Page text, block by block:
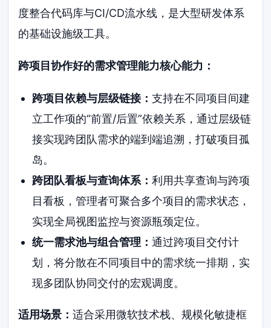
度整合代码库与CI/CD流水线，是大型研发体系
的基础设施级工具。
跨项目协作好的需求管理能力核心能力：
跨项目依赖与层级链接： 支持在不同项目间建
立工作项的“前置/后置”依赖关系，通过层级链
接实现跨团队需求的端到端追溯，打破项目孤
岛。
跨团队看板与查询体系： 利用共享查询与跨项
目看板，管理者可聚合多个项目的需求状态，
实现全局视图监控与资源瓶颈定位。
统一需求池与组合管理： 通过跨项目交付计
划，将分散在不同项目中的需求统一排期，实
现多团队协同交付的宏观调度。
适用场景：适合采用微软技术栈、规模化敏捷框